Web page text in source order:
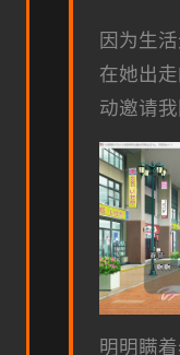
因为生
在她出
动邀请我
明明瞒